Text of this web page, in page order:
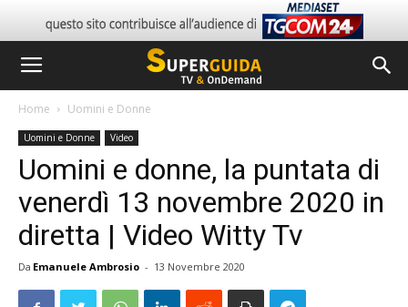
Home Uomini e Donne
Uomini e Donne Video
Uomini e donne, la puntata di
venerdì 13 novembre 2020 in
diretta | Video Witty Tv
Da Emanuele Ambrosio - 13 Novembre 2020